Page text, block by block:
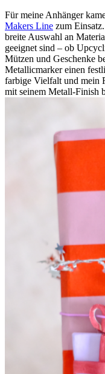
Für meine Anhänger
Makers Line zum
breite Auswahl an
geeignet sind – ob
Mützen und Geschenke
Metallicmarker einen
farbige Vielfalt und mein
mit seinem Metall-Finish